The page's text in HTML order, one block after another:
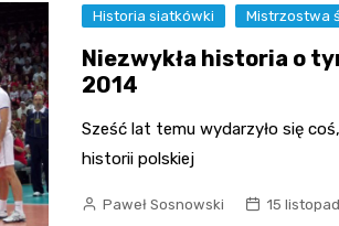
Historia siatkówki Mistrzostwa
Niezwykła historia o
2014
Sześć lat temu wydarzyło się
historii polskiej
Paweł Sosnowski 15